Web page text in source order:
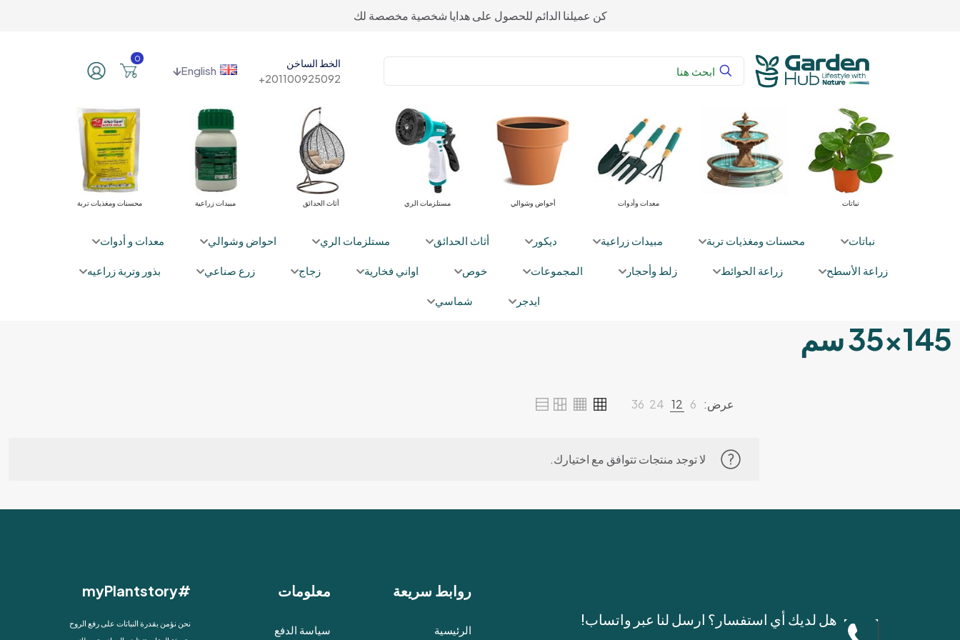
كن عميلنا الدائم للحصول على هدايا شخصية مخصصة لك
الخط الساخن
201100925092+
English
0
محسنات ومغذيات تربة مبيدات زراعية أثاث الحدائق مستلزمات الري أحواض وشوالي معدات وأدوات نباتات
نباتات محسنات ومغذيات تربة مبيدات زراعية ديكور أثاث الحدائق مستلزمات الري احواض وشوالي معدات و أدوات
زراعة الأسطح زراعة الحوائط زلط وأحجار المجموعات خوص اواني فخارية زجاج زرع صناعي بذور وتربة زراعيه
ايدجر شماسي
145×35 سم
عرض: 6
12
24
36
لا توجد منتجات تتوافق مع اختيارك.
هل لديك أي استفسار؟ ارسل لنا عبر واتساب!
روابط سريعة
الرئيسية
معلومات
سياسة الدفع
#myPlantstory
نحن نؤمن بقدرة النباتات على رفع الروح